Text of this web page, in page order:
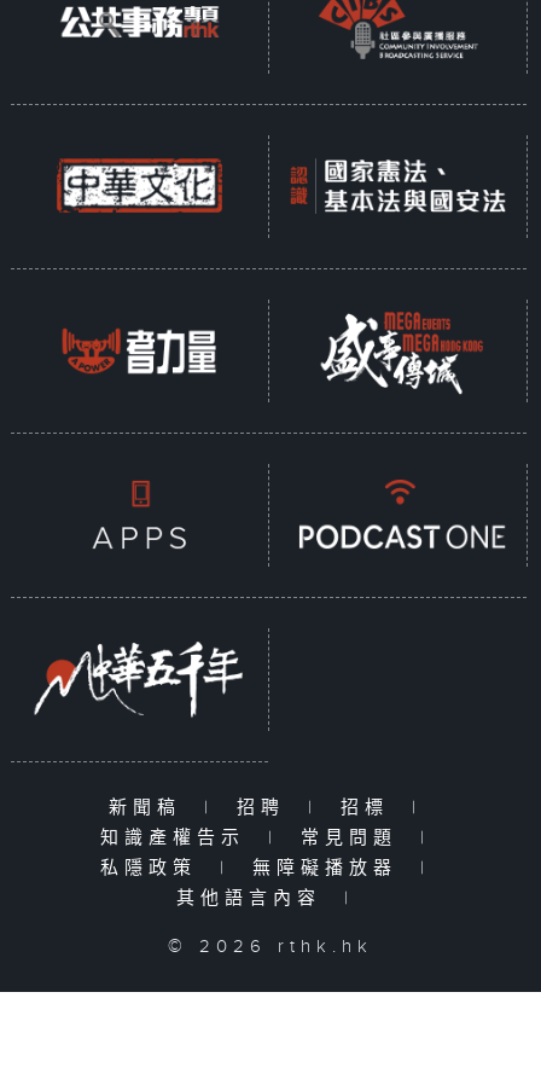
新聞稿 | 招聘 | 招標
|
知識產權告示
| 常見問題
|
私隱政策
| 無障礙播放器
|
其他語言內容
|
© 2026 rthk.hk